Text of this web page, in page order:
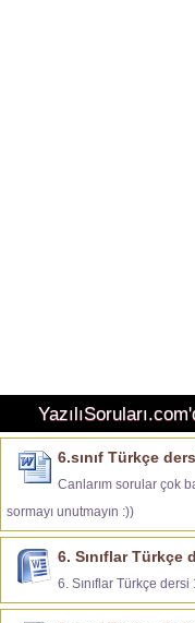
6.sınıf Türkçe
Canlarım sorular çok
sormayı unutmayın :))
6. Sınıflar Türkçe
6. Sınıflar Türkçe dersi